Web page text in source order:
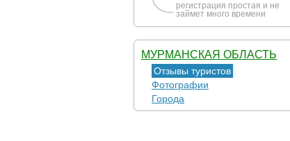
регистрация простая и не
займет много времени
МУРМАНСКАЯ ОБЛАСТЬ
Отзывы туристов
Фотографии
Города